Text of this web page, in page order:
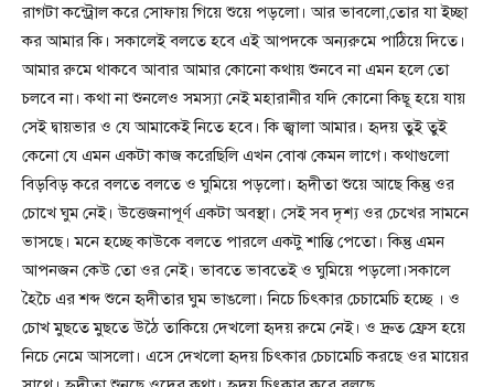
রাগটা কন্ট্রোল করে সোফায় গিয়ে শুয়ে পড়লো। আর ভাবলো,তোর যা ইচ্ছা
কর আমার কি। সকালেই বলতে হবে এই আপদকে অন্যরুমে পাঠিয়ে দিতে।
আমার রুমে থাকবে আবার আমার কোনো কথায় শুনবে না এমন হলে তো
চলবে না। কথা না শুনলেও সমস্যা নেই মহারানীর যদি কোনো কিছূ হয়ে যায়
সেই দ্বায়ভার ও যে আমাকেই নিতে হবে। কি জ্বালা আমার। হৃদয় তুই তুই
কেনো যে এমন একটা কাজ করেছিলি এখন বোঝ কেমন লাগে। কথাগুলো
বিড়বিড় করে বলতে বলতে ও ঘুমিয়ে পড়লো। হৃদীতা শুয়ে আছে কিন্তু ওর
চোখে ঘুম নেই। উত্তেজনাপূর্ণ একটা অবস্থা। সেই সব দৃশ্য ওর চেখের সামনে
ভাসছে। মনে হচ্ছে কাউকে বলতে পারলে একটু শান্তি পেতো। কিন্তু এমন
আপনজন কেউ তো ওর নেই। ভাবতে ভাবতেই ও ঘুমিয়ে পড়লো।সকালে
হৈচৈ এর শব্দ শুনে হৃদীতার ঘুম ভাঙলো। নিচে চিৎকার চেচামেচি হচ্ছে । ও
চোখ মুছতে মুছতে উঠৈ তাকিয়ে দেখলো হৃদয় রুমে নেই। ও দ্রুত ফ্রেস হয়ে
নিচে নেমে আসলো। এসে দেখলো হৃদয় চিৎকার চেচামেচি করছে ওর মায়ের